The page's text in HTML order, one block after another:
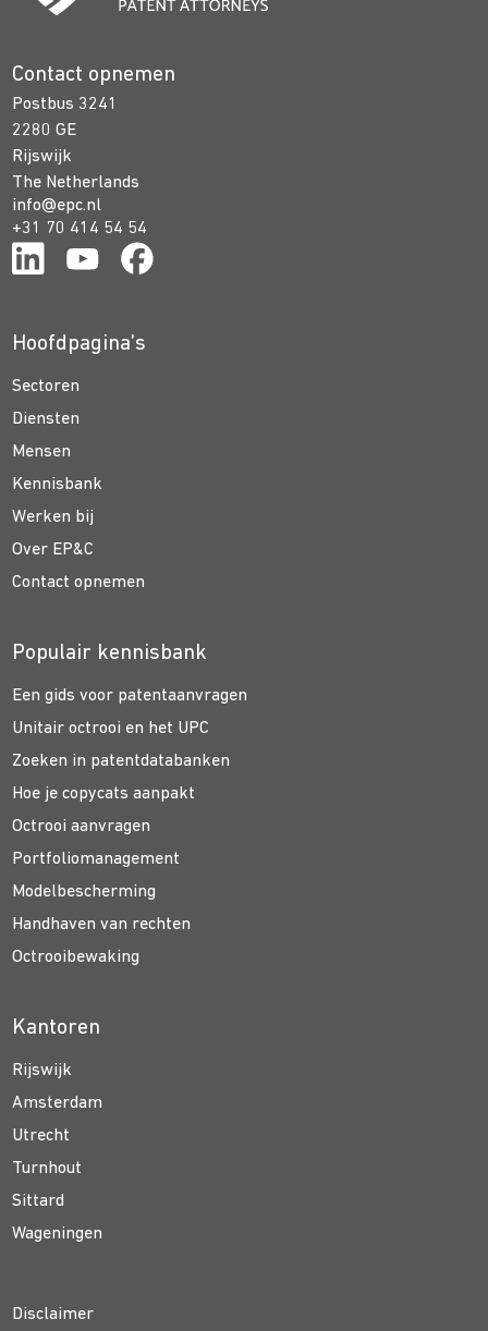
Contact opnemen
Postbus 3241
2280 GE
Rijswijk
The Netherlands
info@epc.nl
+31 70 414 54 54
Hoofdpagina’s
Sectoren
Diensten
Mensen
Kennisbank
Werken bij
Over EP&C
Contact opnemen
Populair kennisbank
Een gids voor patentaanvragen
Unitair octrooi en het UPC
Zoeken in patentdatabanken
Hoe je copycats aanpakt
Octrooi aanvragen
Portfoliomanagement
Modelbescherming
Handhaven van rechten
Octrooibewaking
Kantoren
Rijswijk
Amsterdam
Utrecht
Turnhout
Sittard
Wageningen
Disclaimer